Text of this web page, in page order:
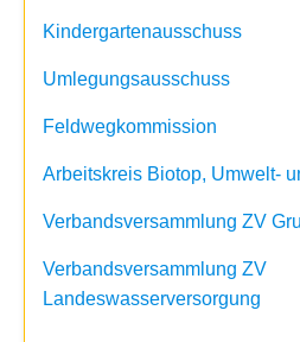
Kindergartenausschuss
Umlegungsausschuss
Feldwegkommission
Arbeitskreis Biotop, Umwelt-
Verbandsversammlung ZV
Verbandsversammlung ZV
Landeswasserversorgung